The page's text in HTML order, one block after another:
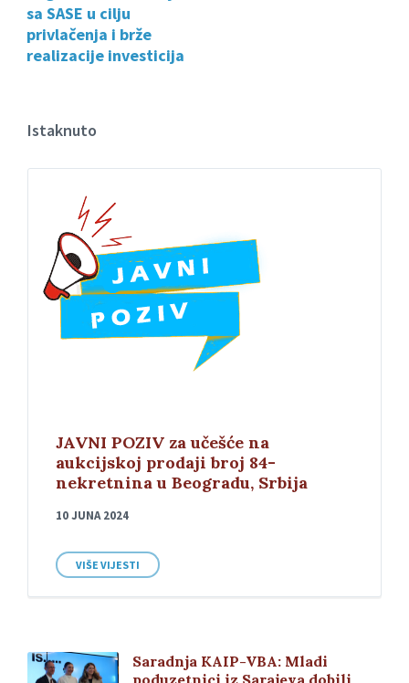
sa SASE u cilju
privlačenja i brže
realizacije investicija
Istaknuto
JAVNI POZIV za učešće na
aukcijskoj prodaji broj 84-
nekretnina u Beogradu, Srbija
10 JUNA 2024
VIŠE VIJESTI
Saradnja KAIP-VBA: Mladi
poduzetnici iz Sarajeva dobili